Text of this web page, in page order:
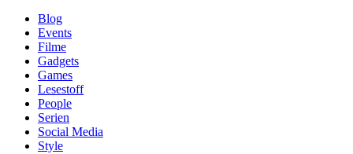
Blog
Events
Filme
Gadgets
Games
Lesestoff
People
Serien
Social Media
Style